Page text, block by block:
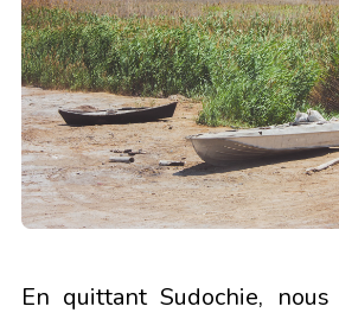
En quittant Sudochie,